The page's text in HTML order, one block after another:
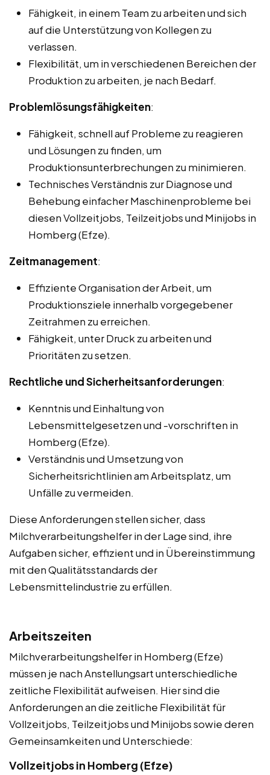
Fähigkeit, in einem Team zu arbeiten und sich
auf die Unterstützung von Kollegen zu
verlassen.
Flexibilität, um in verschiedenen Bereichen der
Produktion zu arbeiten, je nach Bedarf.
Problemlösungsfähigkeiten:
Fähigkeit, schnell auf Probleme zu reagieren
und Lösungen zu finden, um
Produktionsunterbrechungen zu minimieren.
Technisches Verständnis zur Diagnose und
Behebung einfacher Maschinenprobleme bei
diesen Vollzeitjobs, Teilzeitjobs und Minijobs in
Homberg (Efze).
Zeitmanagement:
Effiziente Organisation der Arbeit, um
Produktionsziele innerhalb vorgegebener
Zeitrahmen zu erreichen.
Fähigkeit, unter Druck zu arbeiten und
Prioritäten zu setzen.
Rechtliche und Sicherheitsanforderungen:
Kenntnis und Einhaltung von
Lebensmittelgesetzen und -vorschriften in
Homberg (Efze).
Verständnis und Umsetzung von
Sicherheitsrichtlinien am Arbeitsplatz, um
Unfälle zu vermeiden.
Diese Anforderungen stellen sicher, dass
Milchverarbeitungshelfer in der Lage sind, ihre
Aufgaben sicher, effizient und in Übereinstimmung
mit den Qualitätsstandards der
Lebensmittelindustrie zu erfüllen.
Arbeitszeiten
Milchverarbeitungshelfer in Homberg (Efze)
müssen je nach Anstellungsart unterschiedliche
zeitliche Flexibilität aufweisen. Hier sind die
Anforderungen an die zeitliche Flexibilität für
Vollzeitjobs, Teilzeitjobs und Minijobs sowie deren
Gemeinsamkeiten und Unterschiede:
Vollzeitjobs in Homberg (Efze)